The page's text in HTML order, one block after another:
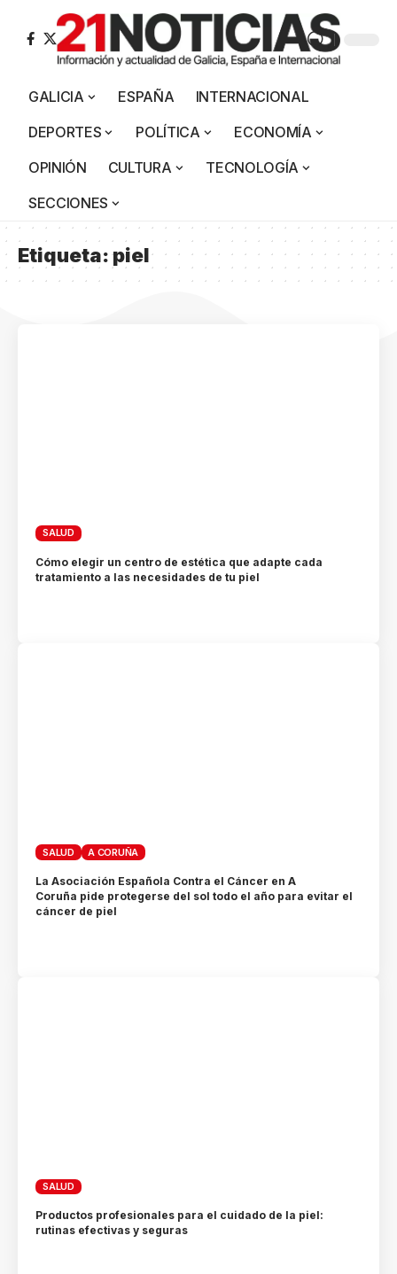
GALICIA ESPAÑA
INTERNACIONAL
DEPORTES
POLÍTICA
ECONOMÍA
OPINIÓN
CULTURA
TECNOLOGÍA
SECCIONES
Etiqueta:piel
SALUD
Cómo elegir un centro de estética que adapte cada
tratamiento a las necesidades de tu piel
SALUD A CORUÑA
La Asociación Española Contra el Cáncer en A
Coruña pide protegerse del sol todo el año para evitar el
cáncer de piel
SALUD
Productos profesionales para el cuidado de la piel:
rutinas efectivas y seguras